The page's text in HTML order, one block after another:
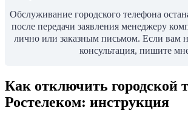
Обслуживание городского телефона
после передачи заявления менеджеру
лично или заказным письмом. Если вам
консультация, пишите
Как отключить городской
Ростелеком: инструкция